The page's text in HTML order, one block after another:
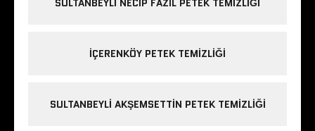
SULTANBEYLI NECIP FAZIL PETEK TEMIZLIĞI
IÇERENKÖY PETEK TEMIZLIĞI
SULTANBEYLI AKŞEMSETTIN PETEK TEMIZLIĞI